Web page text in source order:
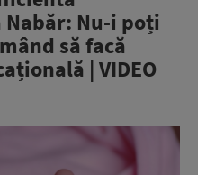
Nabăr: Nu-i poți
să facă
| VIDEO